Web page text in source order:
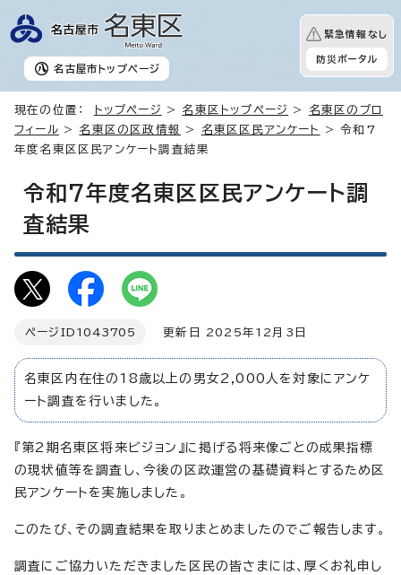
名古屋市 トップページ
緊急情報なし
防災ポータル
現在の位置： トップページ > 名東区トップページ > 名東区のプロ
フィール > 名東区の区政情報 > 名東区区民アンケート
> 令和7
年度名東区区民アンケート調査結果
令和7年度名東区区民アンケート調
査結果
ページID 1043705 更新日 2025年12月3日
名東区内在住の18歳以上の男女2,000人を対象にアンケ
ート調査を行いました。
『第2期名東区将来ビジョン』に掲げる将来像ごとの成果指標
の現状値等を調査し、今後の区政運営の基礎資料とするため区
民アンケートを実施しました。
このたび、その調査結果を取りまとめましたのでご報告します。
調査にご協力いただきました区民の皆さまには、厚くお礼申し